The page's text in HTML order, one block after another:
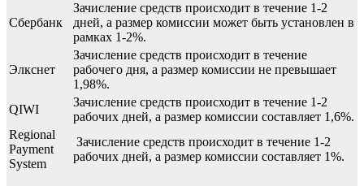
Сбербанк
Зачисление средств происходит в течение 1-2
дней, а размер комиссии может быть установлен в
рамках 1-2%.
Элкснет
Зачисление средств происходит в течение
рабочего дня, а размер комиссии не превышает
1,98%.
QIWI
Зачисление средств происходит в течение 1-2
рабочих дней, а размер комиссии составляет 1,6%.
Regional
Payment
System
Зачисление средств происходит в течение 1-2
рабочих дней, а размер комиссии составляет 1%.